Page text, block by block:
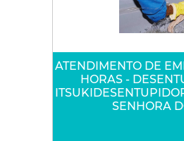
ATENDIMENTO DE
HORAS -
SENHORA